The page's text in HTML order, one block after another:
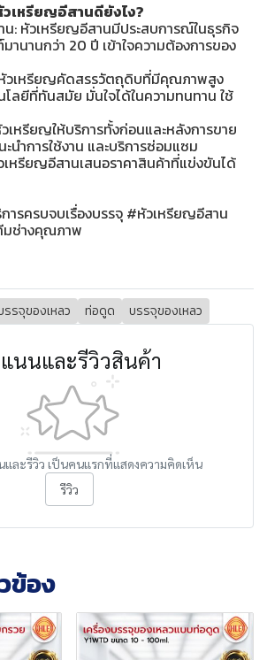
เหรียญอีสานดียังไง?
: หัวเหรียญอีสานมีประสบการณ์ในธุรกิจ
านานกว่า 20 ปี เข้าใจความต้องการของ
วเหรียญคัดสรรวัตถุดิบที่มีคุณภาพสูง
ลยีที่ทันสมัย มั่นใจได้ในความทนทาน ใช้
เหรียญให้บริการทั้งก่อนและหลังการขาย
นำการใช้งาน และบริการซ่อมแซม
เหรียญอีสานเสนอราคาสินค้าที่แข่งขันได้
รครบจบเรื่องบรรจุ #หัวเหรียญอีสาน
ช่างคุณภาพ
รรจุของเหลว ท่อดูด บรรจุของเหลว
นนและรีวิวสินค้า
และรีวิว เป็นคนแรกที่แสดงความคิดเห็น
รีวิว
ข้อง